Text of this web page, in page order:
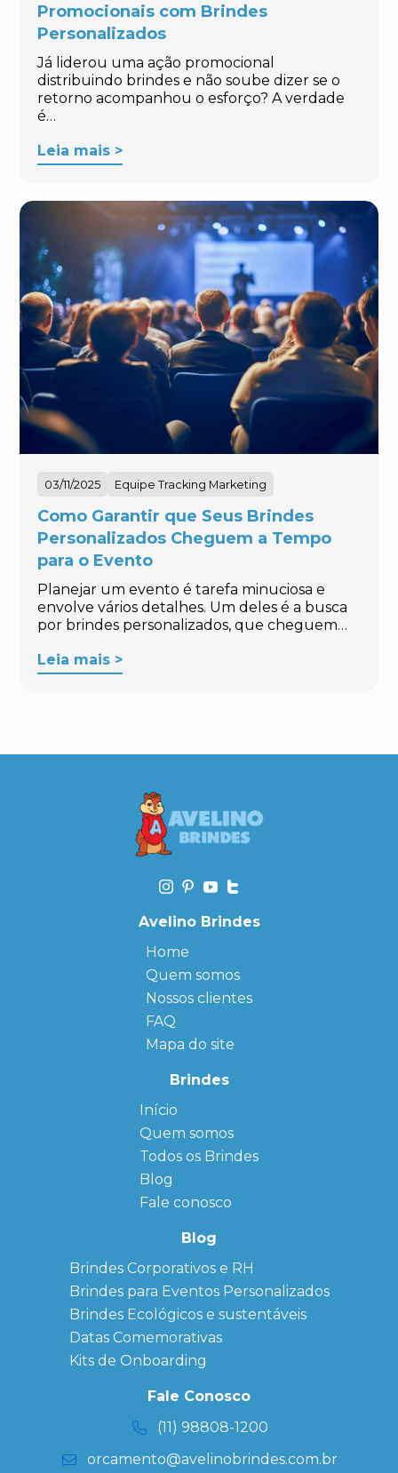
Promocionais com Brindes
Personalizados
Já liderou uma ação promocional
distribuindo brindes e não soube dizer se o
retorno acompanhou o esforço? A verdade
é…
Leia mais >
03/11/2025 Equipe Tracking Marketing
Como Garantir que Seus Brindes
Personalizados Cheguem a Tempo
para o Evento
Planejar um evento é tarefa minuciosa e
envolve vários detalhes. Um deles é a busca
por brindes personalizados, que cheguem…
Leia mais >
Avelino Brindes
Home
Quem somos
Nossos clientes
FAQ
Mapa do site
Brindes
Início
Quem somos
← Back
FAQ
Sitemap
Todos os Brindes
← Back
Agendas
Personalizadas
Personalizado
personalizados
Brindes
Corporativos
Copos Térmicos
Personalizados
Datas Especiais
Ecobag
Personalizada
Kits
Blog
Fale conosco
Blog
Brindes Corporativos e RH
Brindes para Eventos Personalizados
Brindes Ecológicos e sustentáveis
Datas Comemorativas
Kits de Onboarding
Fale Conosco
(11) 98808-1200
orcamento@avelinobrindes.com.br